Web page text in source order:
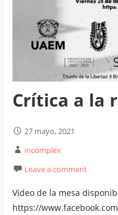
Crítica a la
27 mayo, 2021
incomplex
Leave a comment
Video de la mesa
https://